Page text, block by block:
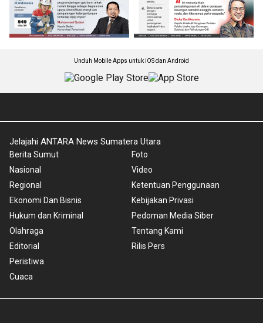
Unduh Mobile Apps untuk iOS dan Android
Jelajahi ANTARA News Sumatera Utara
Berita Sumut
Nasional
Regional
Ekonomi Dan Bisnis
Hukum dan Kriminal
Olahraga
Editorial
Peristiwa
Cuaca
Foto
Video
Ketentuan Penggunaan
Kebijakan Privasi
Pedoman Media Siber
Tentang Kami
Rilis Pers